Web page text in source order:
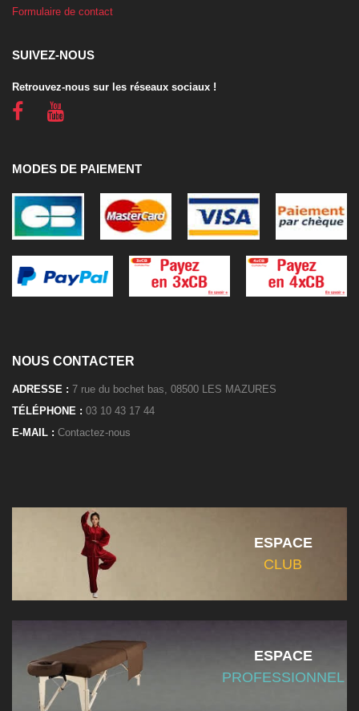
Formulaire de contact
SUIVEZ-NOUS
Retrouvez-nous sur les réseaux sociaux !
MODES DE PAIEMENT
NOUS CONTACTER
ADRESSE : 7 rue du bochet bas, 08500 LES MAZURES
TÉLÉPHONE : 03 10 43 17 44
E-MAIL : Contactez-nous
ESPACE
CLUB
ESPACE
PROFESSIONNEL